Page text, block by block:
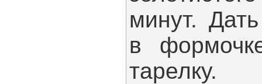
минут.
в
тарелку.